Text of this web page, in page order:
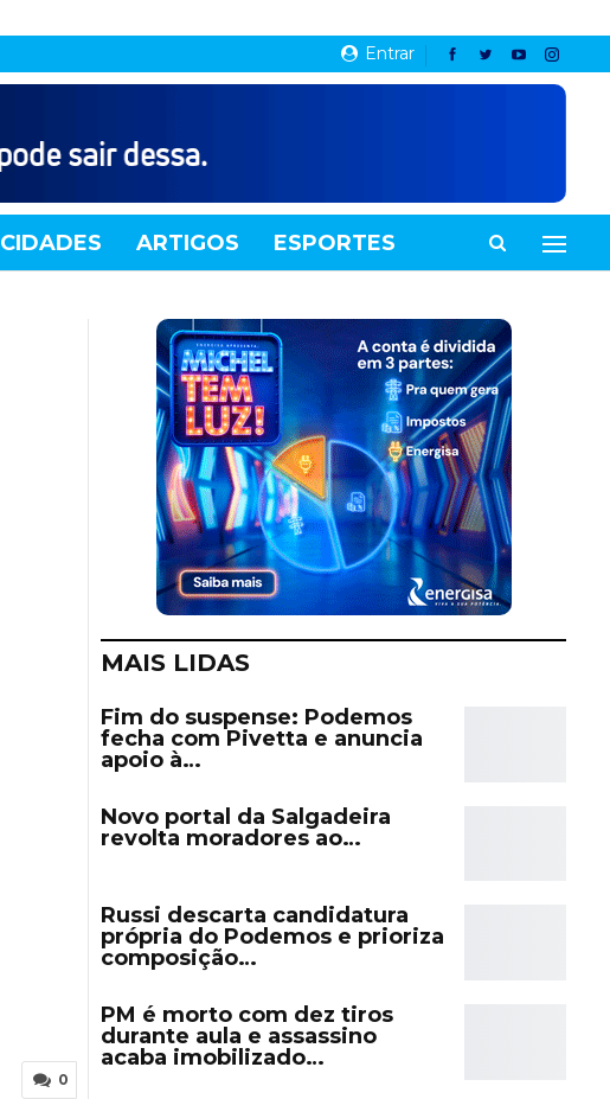
Entrar
CIDADES ARTIGOS ESPORTES
0
MAIS LIDAS
Fim do suspense: Podemos
fecha com Pivetta e anuncia
apoio à…
Novo portal da Salgadeira
revolta moradores ao…
Russi descarta candidatura
própria do Podemos e prioriza
composição…
PM é morto com dez tiros
durante aula e assassino
acaba imobilizado…